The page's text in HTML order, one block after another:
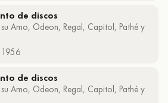
de discos
Amo, Odeon, Regal, Capitol, Pathé y
de discos
Amo, Odeon, Regal, Capitol, Pathé y